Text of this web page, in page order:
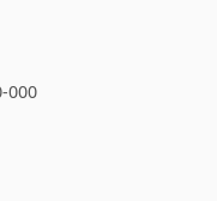
000